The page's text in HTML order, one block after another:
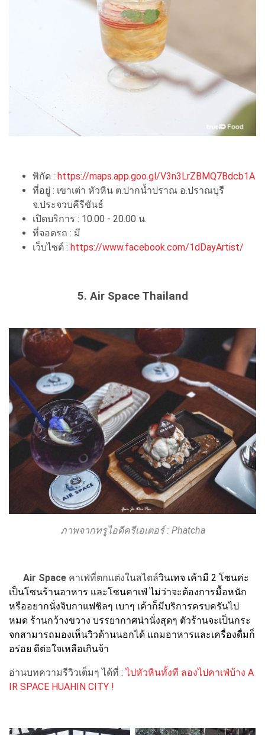
พิกัด : https://maps.app.goo.gl/V3n3LrZBMQ7Bdcb1A
ที่อยู่ : เขาเต่า หัวหิน ต.ปากน้ำปราณ อ.ปราณบุรี
จ.ประจวบคีรีขันธ์
เปิดบริการ : 10.00 - 20.00 น.
ที่จอดรถ : มี
เว็บไซต์ : https://www.facebook.com/1dDayArtist/
5. Air Space Thailand
ภาพจากทรูไอดีครีเอเตอร์ : Phatcha
Air Space คาเฟ่ที่ตกแต่งในสไตล์วินเทจ เค้ามี 2 โซนค่ะ
เป็นโซนร้านอาหาร และโซนคาเฟ่ ไม่ว่าจะต้องการมื้อหนัก
หรืออยากนั่งจิบกาแฟชิลๆ เบาๆ เค้าก็มีบริการครบครันไป
หมด ร้านกว้างขวาง บรรยากาศน่านั่งสุดๆ ตัวร้านจะเป็นกระ
จกสามารถมองเห็นวิวด้านนอกได้ แถมอาหารและเครื่องดื่มก็
อร่อย ดีต่อใจเหลือเกินจ้า
อ่านบทความรีวิวเต็มๆ ได้ที่ :ไปหัวหินทั้งที ลองไปคาเฟ่บ้าง A
IR SPACE HUAHIN CITY !